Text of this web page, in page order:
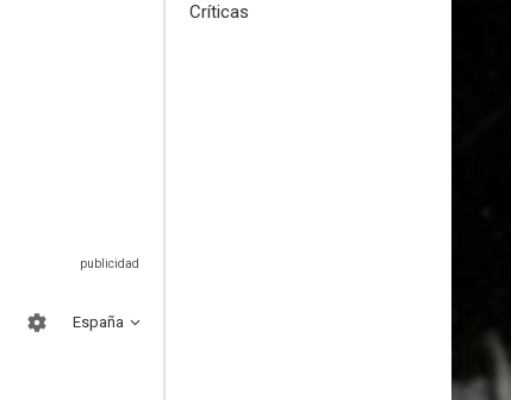
España
Críticas